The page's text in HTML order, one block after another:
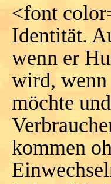
<font
Identität.
wenn er
wird,
möchte
kommen